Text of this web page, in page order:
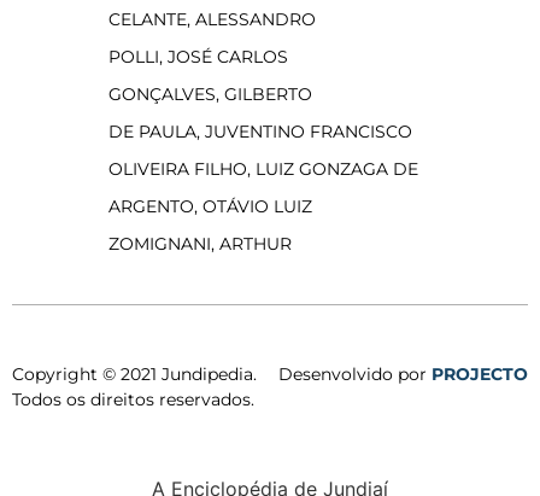
CELANTE, ALESSANDRO
POLLI, JOSÉ CARLOS
GONÇALVES, GILBERTO
DE PAULA, JUVENTINO FRANCISCO
OLIVEIRA FILHO, LUIZ GONZAGA DE
ARGENTO, OTÁVIO LUIZ
ZOMIGNANI, ARTHUR
Copyright © 2021 Jundipedia.
Todos os direitos reservados.
Desenvolvido por PROJECTO
A Enciclopédia de Jundiaí